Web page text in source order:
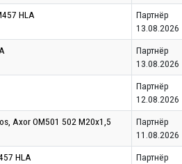
HLA
Партнёр
13.08.2026
Партнёр
13.08.2026
Партнёр
12.08.2026
Axor OM501 502 М20х1,5
Партнёр
11.08.2026
HLA
Партнёр